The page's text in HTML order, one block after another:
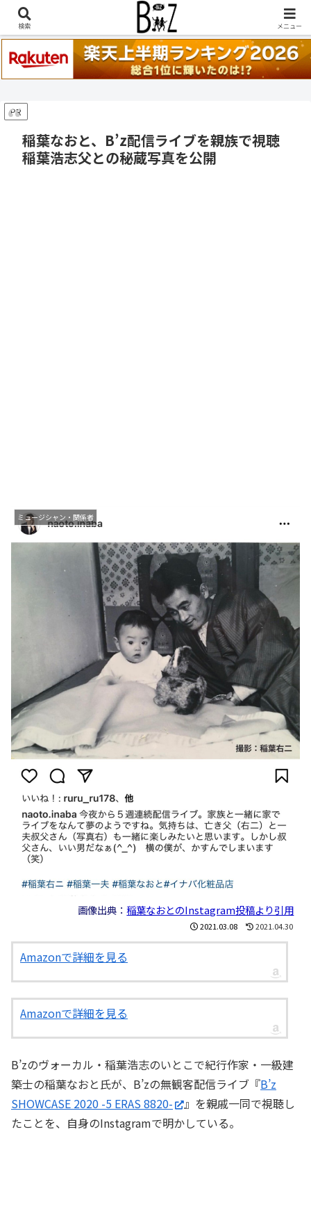
稲葉浩志『en-Zepp』『enⅣ』セトリ一覧はこちら
PR
稲葉なおと、B’z配信ライブを親族で視聴
稲葉浩志父との秘蔵写真を公開
ミュージシャン・関係者
画像出典：稲葉なおとのInstagram投稿より引用
2021.03.08 2021.04.30
Amazonで詳細を見る
Amazonで詳細を見る
B’zのヴォーカル・稲葉浩志のいとこで紀行作家・一級建
築士の稲葉なおと氏が、B’zの無観客配信ライブ『B’z
SHOWCASE 2020 -5 ERAS 8820-
』を親戚一同で視聴し
たことを、自身のInstagramで明かしている。
検索 メニュー